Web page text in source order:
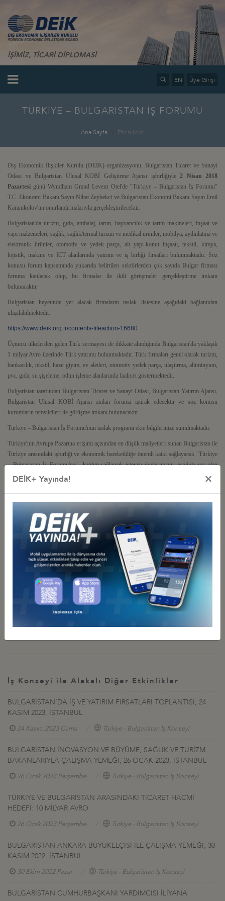
İŞİMİZ, TİCARİ DİPLOMASİ
EN Üye Girişi
TÜRKİYE – BULGARİSTAN İŞ FORUMU
Ana Sayfa Etkinlikler
Dış Ekonomik İlişkiler Kurulu (DEİK) organizasyonu, Bulgaristan Ticaret ve Sanayi
Odası ve Bulgaristan Ulusal KOBİ Geliştirme Ajansı işbirliğiyle2 Nisan 2018
Pazartesi günü Wyndham Grand Levent Otel'de "Türkiye – Bulgaristan İş Forumu"
T.C. Ekonomi Bakanı Sayın Nihat Zeybekci ve Bulgaristan Ekonomi Bakanı Sayın Emil
Karanikolov'un onurlandırmalarıyla gerçekleştirilecektir.
Bulgaristan'da turizm, gıda, ambalaj, tarım, hayvancılık ve tarım makineleri, inşaat ve
yapı malzemeleri, sağlık, sağlık/termal turizm ve medikal ürünler, mobilya, aydınlatma ve
elektronik ürünler, otomotiv ve yedek parça, alt yapı-konut inşaatı, tekstil, kimya,
lojistik, makine ve ICT alanlarında yatırım ve iş birliği fırsatları bulunmaktadır. Söz
konusu forum kapsamında yukarıda belirtilen sektörlerden çok sayıda Bulgar firması
foruma katılacak olup, bu firmalar ile ikili görüşmeler gerçekleştirme imkanı
bulunacaktır.
Bulgaristan heyetinde yer alacak firmaların taslak listesine aşağıdaki bağlantıdan
ulaşılabilmektedir.
https://www.deik.org.tr/contents-fileaction-16680
Üçüncü ülkelerden gelen Türk sermayesi de dikkate alındığında Bulgaristan'da yaklaşık
1 milyar Avro üzerinde Türk yatırımı bulunmaktadır. Türk firmaları genel olarak turizm,
bankacılık, tekstil, hazır giyim, ev aletleri, otomotiv yedek parça, ulaştırma, alüminyum,
pvc, gıda, su şişeleme, odun işleme alanlarında faaliyet göstermektedir.
Bulgaristan tarafından Bulgaristan Ticaret ve Sanayi Odası, Bulgaristan Yatırım Ajansı,
Bulgaristan Ulusal KOBİ Ajansı anılan foruma iştirak edecektir ve söz konusu
kurumların temsilcileri ile görüşme imkanı bulunacaktır.
Türkiye – Bulgaristan İş Forumu'nun taslak programı ekte bilgilerinize sunulmaktadır.
Türkiye'nin Avrupa Pazarına erişimi açısından en düşük maliyetleri sunan Bulgaristan ile
Türkiye arasındaki işbirliği ve ekonomik hareketliliğe önemli katkı sağlayacak "Türkiye
– Bulgaristan İş Forumu'na" katılım sağlamak isteyen üyelerimizin, aşağıda yer alan
kayıt formunu eksiksiz tamamlayarak en geç
günü mesai bitimine
kadar DEİK'e iletmeleri rica olunur.
Kayıt formu:
https://portal.deik.org.tr/KatilimFormu/628/10520
Önemli not:Bulgaristan firma listesi içerisinde görüşme gerçekleştirmek
istediğiniz firmayı kayıt formunda lütfen belirtiniz
Detaylı bilgi için irtibat kişisi:
adamali@deik.org.tr
0212 339 50 74
İlgili Dosyalar
Taslak Program
İş Konseyi ile Alakalı Diğer Etkinlikler
BULGARİSTAN’DA İŞ VE YATIRIM FIRSATLARI TOPLANTISI, 24
KASIM 2023, İSTANBUL
24 Kasım 2023 Cuma Türkiye - Bulgaristan İş Konseyi
BULGARİSTAN İNOVASYON VE BÜYÜME, SAĞLIK VE TURİZM
BAKANLARIYLA ÇALIŞMA YEMEĞİ, 26 OCAK 2023, İSTANBUL
26 Ocak 2023 Perşembe Türkiye - Bulgaristan İş Konseyi
TÜRKİYE VE BULGARİSTAN ARASINDAKİ TİCARET HACMİ
HEDEFİ: 10 MİLYAR AVRO
26 Ocak 2023 Perşembe Türkiye - Bulgaristan İş Konseyi
BULGARİSTAN ANKARA BÜYÜKELÇİSİ İLE ÇALIŞMA YEMEĞİ, 30
KASIM 2022, İSTANBUL
30 Ekim 2022 Pazar Türkiye - Bulgaristan İş Konseyi
BULGARİSTAN CUMHURBAŞKANI YARDIMCISI İLİYANA
DEİK+ Yayında! ×